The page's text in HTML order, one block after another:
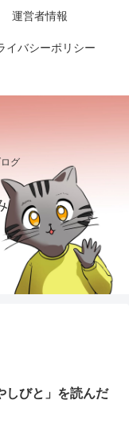
グ
運営者情報
イバシーポリシー
しびと」を読んだ